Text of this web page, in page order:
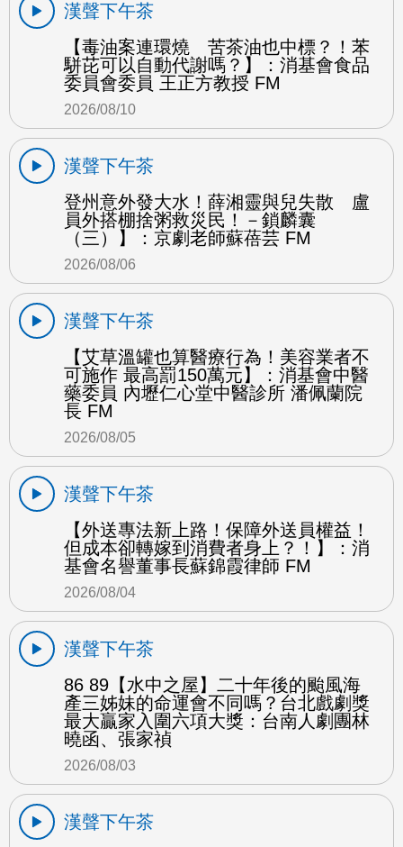
漢聲下午茶
【毒油案連環燒 苦茶油也中標？！苯
駢芘可以自動代謝嗎？】：消基會食品
委員會委員 王正方教授 FM
2026/08/10
漢聲下午茶
登州意外發大水！薛湘靈與兒失散 盧
員外搭棚捨粥救災民！－鎖麟囊
（三）】：京劇老師蘇蓓芸 FM
2026/08/06
漢聲下午茶
【艾草溫罐也算醫療行為！美容業者不
可施作 最高罰150萬元】：消基會中醫
藥委員 內壢仁心堂中醫診所 潘佩蘭院
長 FM
2026/08/05
漢聲下午茶
【外送專法新上路！保障外送員權益！
但成本卻轉嫁到消費者身上？！】：消
基會名譽董事長蘇錦霞律師 FM
2026/08/04
漢聲下午茶
86 89【水中之屋】二十年後的颱風海
產三姊妹的命運會不同嗎？台北戲劇獎
最大贏家入圍六項大獎：台南人劇團林
曉函、張家禎
2026/08/03
漢聲下午茶